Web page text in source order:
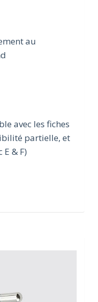
au
avec les fiches
partielle, et
& F)